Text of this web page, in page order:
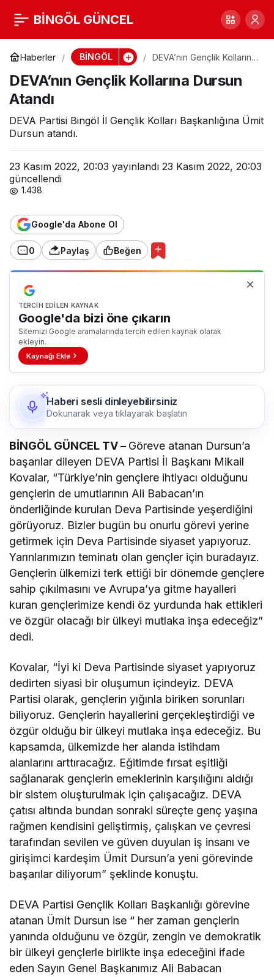
BİNGÖL GÜNCEL
Haberler BİNGÖL
DEVA’nın Gençlik Kollarına
DEVA’nın Gençlik Kollarına Dursun
Atandı
DEVA Partisi Bingöl İl Gençlik Kolları Başkanlığına Ümit
Dursun atandı.
23 Kasım 2022, 20:03 yayınlandı 23 Kasım 2022, 20:03
güncellendi
1.438
Google'da Abone Ol
0 Paylaş Beğen
TERCIH EDILEN KAYNAK
Google'da bizi öne çıkarın
Sitemizi Google aramalarında tercih edilen kaynak olarak
ekleyin.
Kaynağı Ekle
Haberi sesli dinleyebilirsiniz
Dokunarak veya tıklayarak başlatın
BİNGÖL GÜNCEL TV – Göreve atanan Dursun’a
başarılar dileyen DEVA Partisi İl Başkanı Mikail
Kovalar, “Türkiye’nin gençlere ihtiyacı olduğunu
gençlerin de umutlarının Ali Babacan’ın
önderliğinde kurulan Deva Partisinde yeşerdiğini
görüyoruz. Bizler bugün bu onurlu görevi yerine
getirmek için Deva Partisinde siyaset yapıyoruz.
Yarınlarımızın teminatı olan gençler için buradayız.
Gençlerin ülkemizi terk ettiği bir dönemde gençlere
sahip çıkılmasını ve Avrupa’ya gitme hayalleri
kuran gençlerimize kendi öz yurdunda hak ettikleri
ve özgür olacağı bir ülkeyi mutlaka inşa edeceğiz”
dedi.
Kovalar, “İyi ki Deva Partisinde siyaset yapıyoruz
dedirten siyasi bir oluşumun içindeyiz. DEVA
Partisi olarak, gençlerin yığınla biriken sorunları
biliyoruz. Gençlerin hayallerini gerçekleştirdiği ve
özgür olduğu bir ülkeyi mutlaka inşa edeceğiz. Bu
kapsamda, ülkemizde her alanda istihdam
alanlarını arttıracağız. Eğitimde fırsat eşitliği
sağlanarak gençlerin emeklerinin karşılığını aldığı
bir sistem oluşturulmak için çalışacağız. DEVA
çatısı altında bundan sonraki süreçte genç yaşına
rağmen kendisini geliştirmiş, çalışkan ve çevresi
tarafından sevilen ve güven duyulan iş insanı ve
girişimci kardeşim Ümit Dursun’a yeni görevinde
başarılar diliyorum” şeklinde konuştu.
DEVA Partisi Gençlik Kolları Başkanlığı görevine
atanan Ümit Dursun ise “ her zaman gençlerin
yanında olduğunu ve özgür, zengin ve demokratik
bir ülkeyi gençlerle birlikte inşa edeceğini ifade
eden Sayın Genel Başkanımız Ali Babacan
DEVA’nın Gençlik
Kollarına Dursun Atandı
0